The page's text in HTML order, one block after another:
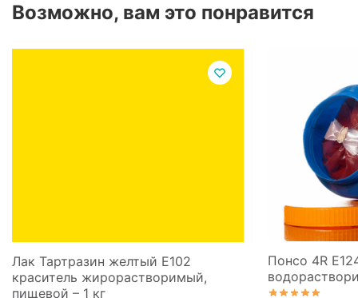
Возможно, вам это понравится
Лак Тартразин желтый Е102
краситель жирорастворимый,
пищевой – 1 кг
Понсо 4R